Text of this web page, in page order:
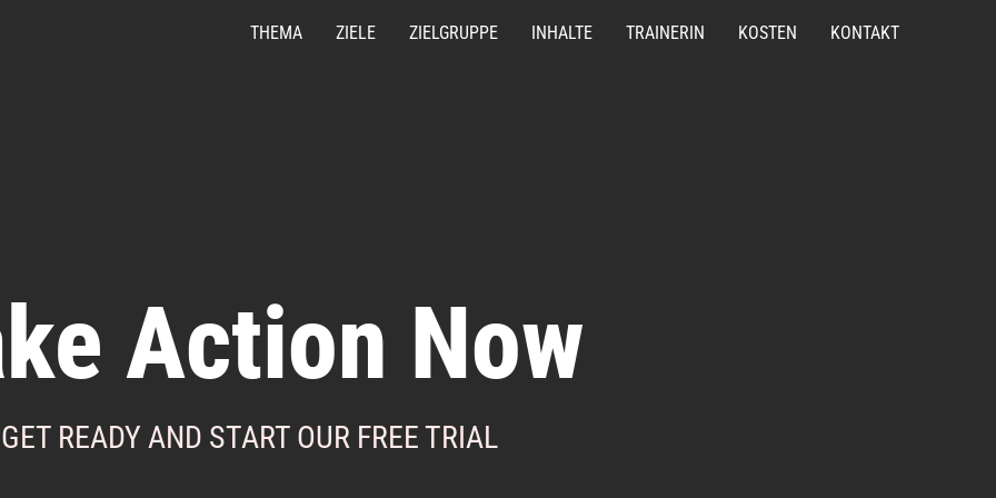
THEMA ZIELE ZIELGRUPPE INHALTE TRAINERIN KOSTEN KONTAKT
Action Now
GET READY AND START OUR FREE TRIAL